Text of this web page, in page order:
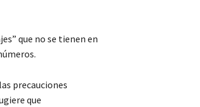
que no se tienen en
precauciones
que